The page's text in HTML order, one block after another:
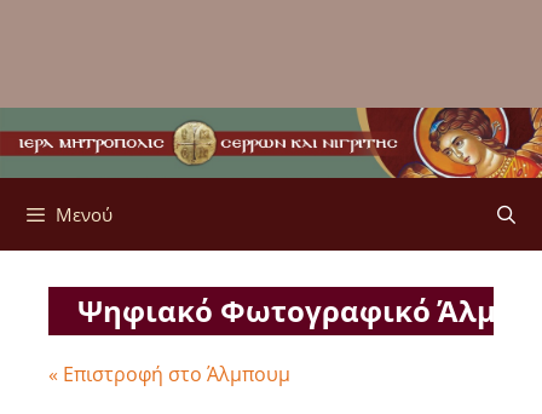
Μενού
Ψηφιακό Φωτογραφικό
« Επιστροφή στο Άλμπουμ